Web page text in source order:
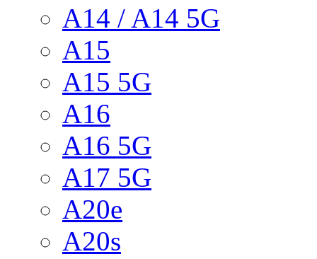
A14 / A14 5G
A15
A15 5G
A16
A16 5G
A17 5G
A20e
A20s